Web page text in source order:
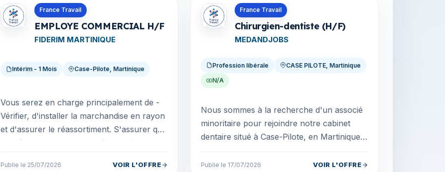
France Travail
EMPLOYE COMMERCIAL H/F
FIDERIM MARTINIQUE
Intérim - 1 Mois Case-Pilote, Martinique
Vous serez en charge principalement de -
Vérifier, d'installer la marchandise en rayon
et d'assurer le réassortiment. S'assurer que
la présentation du rayon réponde à
Publie le 25/07/2026 VOIR L'OFFRE
Offres en Martinique France Travail
Chirurgien-dentiste (H/F)
MEDANDJOBS
Profession libérale CASE PILOTE, Martinique
N/A
Nous sommes à la recherche d'un associé
minoritaire pour rejoindre notre cabinet
dentaire situé à Case-Pilote, en Martinique. -
techn...
Publie le 17/07/2026 VOIR L'OFFRE
Offres en Martinique